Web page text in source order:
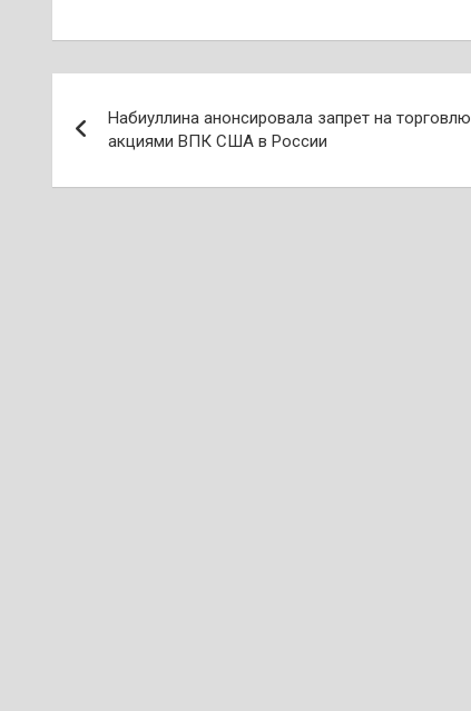
по
записям
Набиуллина анонсировала запрет на торговлю
акциями ВПК США в России